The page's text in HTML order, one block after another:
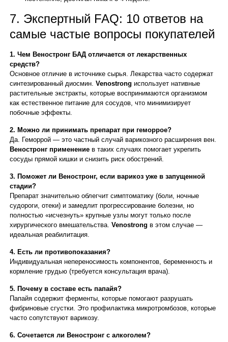
7. Экспертный FAQ: 10 ответов на
самые частые вопросы покупателей
1. Чем Веностронг БАД отличается от лекарственных
средств?
Основное отличие в источнике сырья. Лекарства часто содержат
синтезированный диосмин.Venostrong использует нативные
растительные экстракты, которые воспринимаются организмом
как естественное питание для сосудов, что минимизирует
побочные эффекты.
2. Можно ли принимать препарат при геморрое?
Да. Геморрой — это частный случай варикозного расширения вен.
Веностронг применение в таких случаях помогает укрепить
сосуды прямой кишки и снизить риск обострений.
3. Поможет ли Веностронг, если варикоз уже в запущенной
стадии?
Препарат значительно облегчит симптоматику (боли, ночные
судороги, отеки) и замедлит прогрессирование болезни, но
полностью «исчезнуть» крупные узлы могут только после
хирургического вмешательства.Venostrong в этом случае —
идеальная реабилитация.
4. Есть ли противопоказания?
Индивидуальная непереносимость компонентов, беременность и
кормление грудью (требуется консультация врача).
5. Почему в составе есть папайя?
Папайя содержит ферменты, которые помогают разрушать
фибриновые сгустки. Это профилактика микротромбозов, которые
часто сопутствуют варикозу.
6. Сочетается ли Веностронг с алкоголем?